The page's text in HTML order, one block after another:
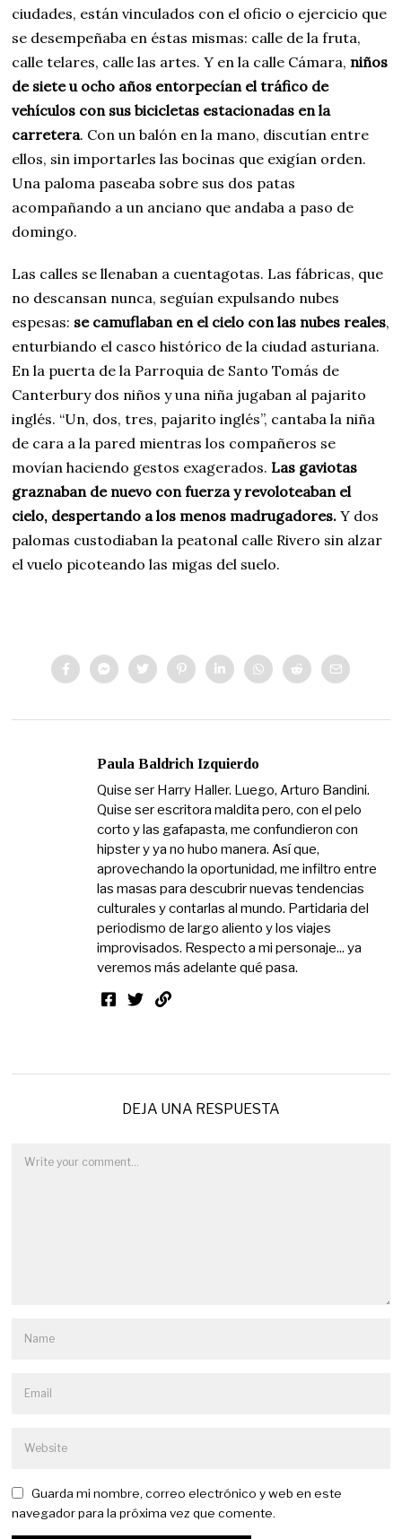
ciudades, están vinculados con el oficio o ejercicio que
se desempeñaba en éstas mismas: calle de la fruta,
calle telares, calle las artes. Y en la calle Cámara, niños
de siete u ocho años entorpecían el tráfico de
vehículos con sus bicicletas estacionadas en la
carretera. Con un balón en la mano, discutían entre
ellos, sin importarles las bocinas que exigían orden.
Una paloma paseaba sobre sus dos patas
acompañando a un anciano que andaba a paso de
domingo.
Las calles se llenaban a cuentagotas. Las fábricas, que
no descansan nunca, seguían expulsando nubes
espesas: se camuflaban en el cielo con las nubes reales,
enturbiando el casco histórico de la ciudad asturiana.
En la puerta de la Parroquia de Santo Tomás de
Canterbury dos niños y una niña jugaban al pajarito
inglés. “Un, dos, tres, pajarito inglés”, cantaba la niña
de cara a la pared mientras los compañeros se
movían haciendo gestos exagerados.Las gaviotas
graznaban de nuevo con fuerza y revoloteaban el
cielo, despertando a los menos madrugadores. Y dos
palomas custodiaban la peatonal calle Rivero sin alzar
el vuelo picoteando las migas del suelo.
Paula Baldrich Izquierdo
Quise ser Harry Haller. Luego, Arturo Bandini.
Quise ser escritora maldita pero, con el pelo
corto y las gafapasta, me confundieron con
hipster y ya no hubo manera. Así que,
aprovechando la oportunidad, me infiltro entre
las masas para descubrir nuevas tendencias
culturales y contarlas al mundo. Partidaria del
periodismo de largo aliento y los viajes
improvisados. Respecto a mi personaje... ya
veremos más adelante qué pasa.
DEJA UNA RESPUESTA
Guarda mi nombre, correo electrónico y web en este
navegador para la próxima vez que comente.